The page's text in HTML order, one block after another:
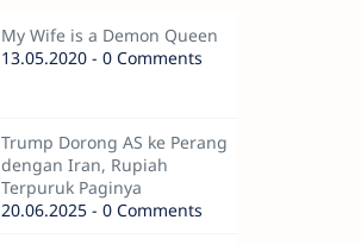
My Wife is a Demon Queen
13.05.2020 - 0 Comments
Trump Dorong AS ke Perang
dengan Iran, Rupiah
Terpuruk Paginya
20.06.2025 - 0 Comments